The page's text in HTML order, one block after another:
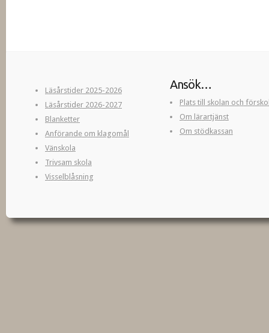
Läsårstider 2025-2026
Läsårstider 2026-2027
Blanketter
Anförande om klagomål
Vänskola
Trivsam skola
Visselblåsning
Ansök…
Plats till skolan och
Om lärartjänst
Om stödkassan